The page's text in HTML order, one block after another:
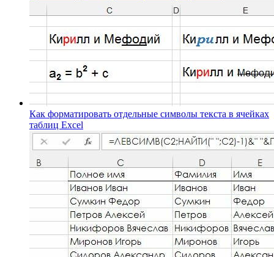
Как форматировать отдельные символы текста в ячейках
таблиц Excel